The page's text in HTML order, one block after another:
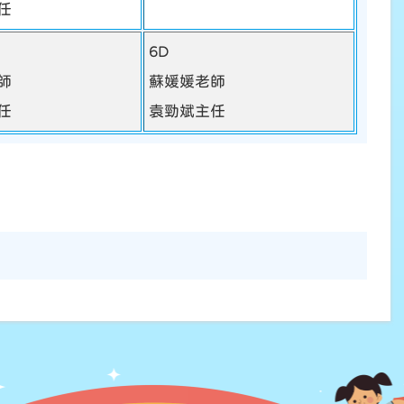
6D
蘇媛媛老師
袁勁斌主任